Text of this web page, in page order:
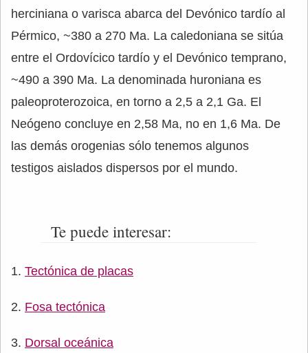
herciniana o varisca abarca del Devónico tardío al
Pérmico, ~380 a 270 Ma. La caledoniana se sitúa
entre el Ordovícico tardío y el Devónico temprano,
~490 a 390 Ma. La denominada huroniana es
paleoproterozoica, en torno a 2,5 a 2,1 Ga. El
Neógeno concluye en 2,58 Ma, no en 1,6 Ma. De
las demás orogenias sólo tenemos algunos
testigos aislados dispersos por el mundo.
Te puede interesar:
Tectónica de placas
Fosa tectónica
Dorsal oceánica